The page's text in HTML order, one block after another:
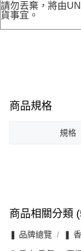
請勿丟棄，將由
貨事宜。
商品規格
規格
商品相關分類
❚ 品牌總覽 ❚